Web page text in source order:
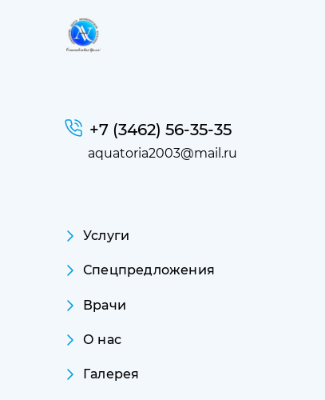
+7 (3462) 56-35-35
aquatoria2003@mail.ru
Основная навигация
Услуги
Спецпредложения
Врачи
О нас
Галерея